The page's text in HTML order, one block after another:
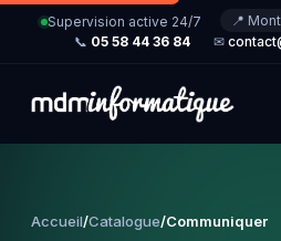
Supervision active 24/7
📍
📞 05 58 44 36 84 ✉
Accueil/Catalogue/Communiquer